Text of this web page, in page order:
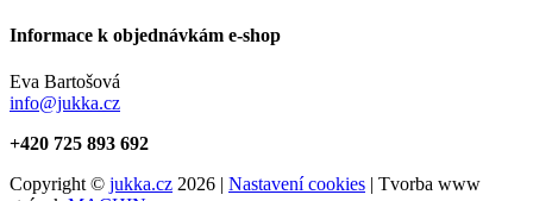
Informace k objednávkám e-shop
Eva Bartošová
info@jukka.cz
+420 725 893 692
Copyright © jukka.cz 2026 | Nastavení cookies | Tvorba www